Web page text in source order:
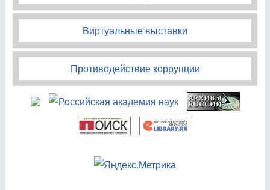
Виртуальные выставки
Противодействие коррупции